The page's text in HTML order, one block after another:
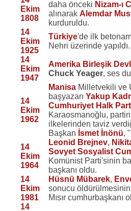
Ekim
1808
daha önceki Nizam-ı
alınarakAlemdar
kurduruldu.
14
Ekim
1925
Türkiye'de ilk
Nehri üzerinde yapıldı.
14
Ekim
1947
Amerika Birleşik
Chuck Yeager, ses
14
Ekim
1962
Manisa Milletvekili ve
başyazarıYakup
Cumhuriyet Halk
Karaosmanoğlu,
ilkelerinden taviz
Başkan İsmet İnönü,
14
Ekim
1964
Leonid Brejnev,
Sovyet Sosyalist
Komünist Parti'sinin
başkanı oldu.
14
Ekim
1981
Hüsnü Mübarek,
sonucu
Mısır cumhurbaşkanı
14